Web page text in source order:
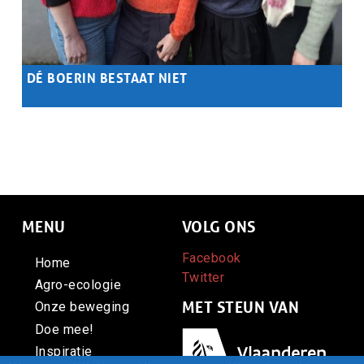
DÉ BOERIN BESTAAT NIET
MENU
Home
Agro-ecologie
Onze beweging
Doe mee!
Inspiratie
VOLG ONS
Facebook
Twitter
MET STEUN VAN
Afbeelding